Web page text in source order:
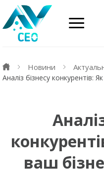
Новини
Аналіз бізнесу конкурентів:
ваш